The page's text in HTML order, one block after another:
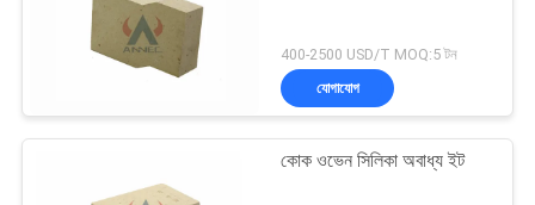
400-2500 USD/T MOQ:5 টন
যোগাযোগ
কোক ওভেন সিলিকা অবাধ্য ইট